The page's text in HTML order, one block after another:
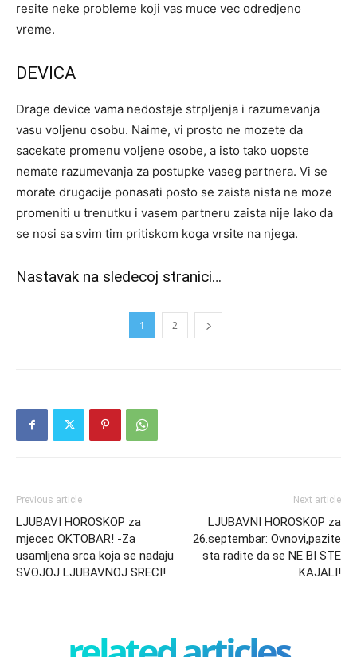
resite neke probleme koji vas muce vec odredjeno
vreme.
DEVICA
Drage device vama nedostaje strpljenja i razumevanja
vasu voljenu osobu. Naime, vi prosto ne mozete da
sacekate promenu voljene osobe, a isto tako uopste
nemate razumevanja za postupke vaseg partnera. Vi se
morate drugacije ponasati posto se zaista nista ne moze
promeniti u trenutku i vasem partneru zaista nije lako da
se nosi sa svim tim pritiskom koga vrsite na njega.
Nastavak na sledecoj stranici…
1 2
Previous article
LJUBAVI HOROSKOP za
mjecec OKTOBAR! -Za
usamljena srca koja se nadaju
SVOJOJ LJUBAVNOJ SRECI!
Next article
LJUBAVNI HOROSKOP za
26.septembar: Ovnovi,pazite
sta radite da se NE BI STE
KAJALI!